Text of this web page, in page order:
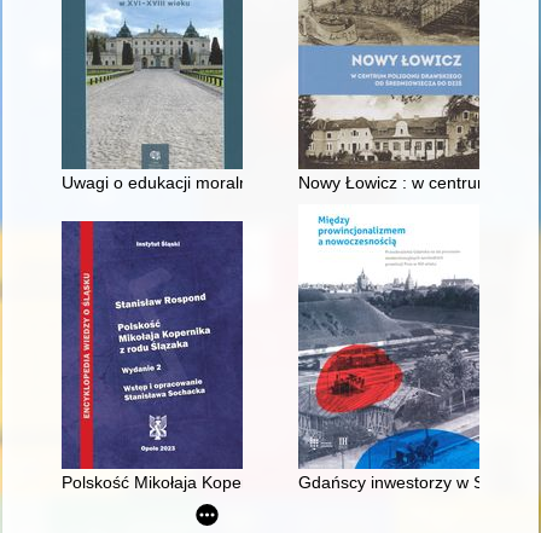
Uwagi o edukacji moralnej synów szlacheckich w XVI-
Nowy Łowicz : w centrum
Polskość Mikołaja Kopernika z rodu Ślązaka
Gdańscy inwestorzy w